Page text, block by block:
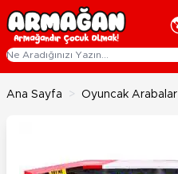
İçeriğe geç
Ana Sayfa > Oyuncak Arabalar